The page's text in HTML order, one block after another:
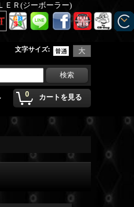
ＥＲ(ジーボーラー)
文字サイズ:
0 カートを見る